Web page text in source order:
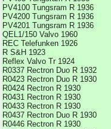
PV4100 Tungsram R 1936
PV4200 Tungsram R 1936
PV4201 Tungsram R 1936
QEL1/150 Valvo 1960
REC Telefunken 1926
R S&H 1923
Reflex Valvo Tr 1924
R0337 Rectron Duo R 1932
R0423 Rectron Duo R 1930
R0424 Rectron R 1930
R0431 Rectron R 1930
R0433 Rectron R 1930
R0437 Rectron Duo R 1930
R0446 Rectron R 1930